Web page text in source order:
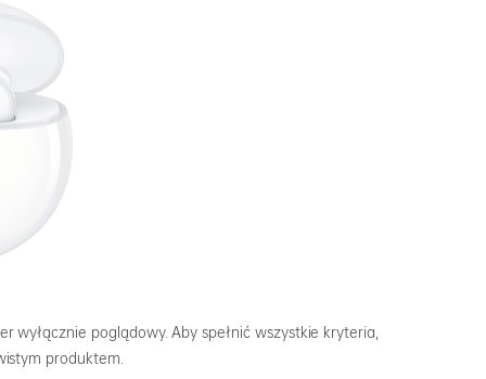
wyłącznie poglądowy. Aby spełnić wszystkie kryteria,
produktem.